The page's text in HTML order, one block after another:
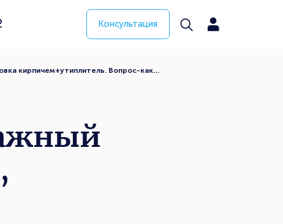
Консультация
кирпичем+утиплитель. Вопрос-как…